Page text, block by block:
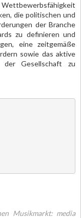
die politischen und
der Branche
zu definieren und
eine zeitgemäße
sowie das aktive
der Gesellschaft zu
Musikmarkt: media